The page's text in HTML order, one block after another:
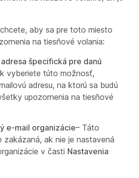
aby sa pre toto miesto
na tiesňové volania:
špecifická pre danú
vyberiete túto možnosť,
adresu, na ktorú sa budú
upozornenia na tiesňové
e-mail organizácie– Táto
zakázaná, ak nie je nastavená
v časti Nastavenia